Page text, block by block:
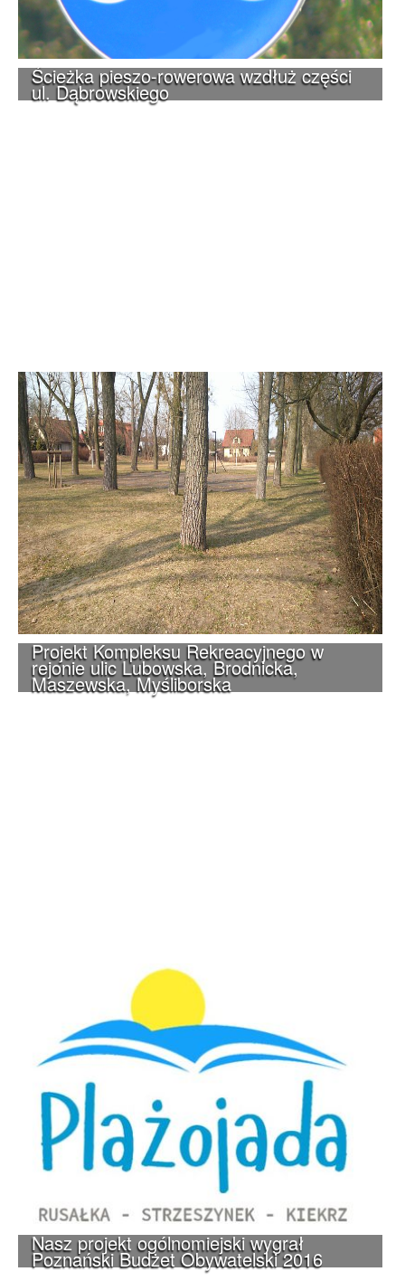
Ścieżka pieszo-rowerowa wzdłuż części
ul. Dąbrowskiego
Projekt Kompleksu Rekreacyjnego w
rejonie ulic Lubowska, Brodnicka,
Maszewska, Myśliborska
Nasz projekt ogólnomiejski wygrał
Poznański Budżet Obywatelski 2016